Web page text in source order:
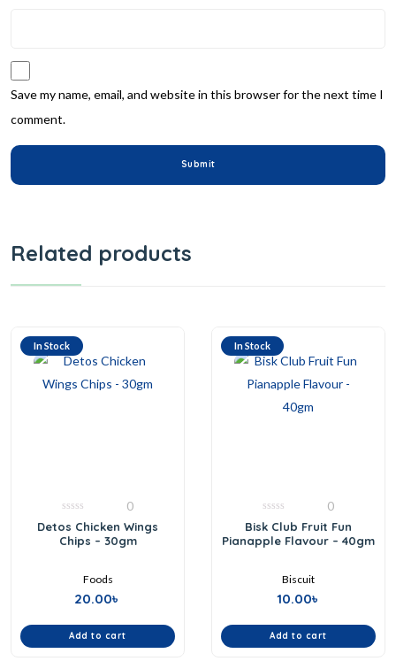
Save my name, email, and website in this browser for the next time I
comment.
Related products
In Stock
out
of
0
Detos Chicken Wings
Chips – 30gm
Foods
20.00৳
Add to cart
In Stock
0
out
of
0
Bisk Club Fruit Fun
Pianapple Flavour – 40gm
Biscuit
10.00৳
Add to cart